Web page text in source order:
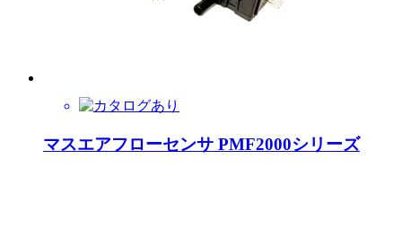
マスエアフローセンサ PMF2000シリーズ